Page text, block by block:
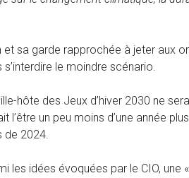
et sa garde rapprochée à jeter aux
le moindre scénario.
hôte des Jeux d’hiver 2030 ne
l’être un peu moins d’une année
de 2024.
les idées évoquées par le CIO, une «